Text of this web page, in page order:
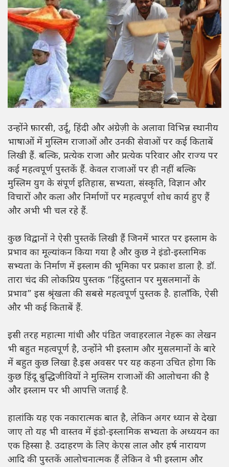
उन्होंने फ़ारसी, उर्दू, हिंदी और अंग्रेज़ी के अलावा विभिन्न स्थानीय
भाषाओं में मुस्लिम राजाओं और उनकी सेवाओं पर कई किताबें
लिखी हैं. बल्कि, प्रत्येक राजा और प्रत्येक परिवार और राज्य पर
कई महत्वपूर्ण पुस्तकें हैं. केवल राजाओं पर ही नहीं बल्कि
मुस्लिम युग के संपूर्ण इतिहास, सभ्यता, संस्कृति, विज्ञान और
विचारों और कला और निर्माणों पर महत्वपूर्ण शोध कार्य हुए हैं
और अभी भी चल रहे हैं.
कुछ विद्वानों ने ऐसी पुस्तकें लिखी हैं जिनमें भारत पर इस्लाम के
प्रभाव का मूल्यांकन किया गया है और कुछ ने इंडो-इस्लामिक
सभ्यता के निर्माण में इस्लाम की भूमिका पर प्रकाश डाला है. डॉ.
तारा चंद की लोकप्रिय पुस्तक “हिंदुस्तान पर मुसलमानों के
प्रभाव” इस श्रृंखला की सबसे महत्वपूर्ण पुस्तक है. हालाँकि, ऐसी
और भी कई किताबें हैं.
इसी तरह महात्मा गांधी और पंडित जवाहरलाल नेहरू का लेखन
भी बहुत महत्वपूर्ण है, उन्होंने भी इस्लाम और मुसलमानों के बारे
में बहुत कुछ लिखा है.इस अवसर पर यह कहना उचित होगा कि
कुछ हिंदू बुद्धिजीवियों ने मुस्लिम राजाओं की आलोचना की है
और इस्लाम पर भी आपत्ति जताई है.
हालांकि यह एक नकारात्मक बात है, लेकिन अगर ध्यान से देखा
जाए तो यह भी वास्तव में इंडो-इस्लामिक सभ्यता के अध्ययन का
एक हिस्सा है. उदाहरण के लिए केएस लाल और हर्ष नारायण
आदि की पुस्तकें आलोचनात्मक हैं लेकिन वे भी इस्लाम और